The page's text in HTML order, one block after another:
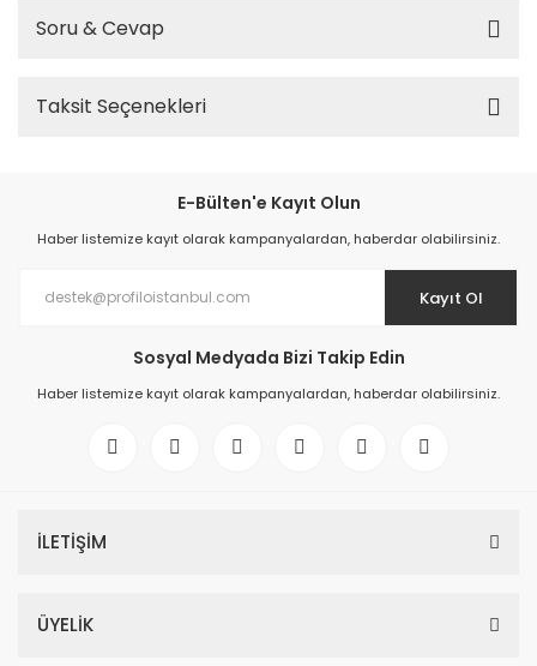
Soru & Cevap
Taksit Seçenekleri
E-Bülten'e Kayıt Olun
Haber listemize kayıt olarak kampanyalardan, haberdar olabilirsiniz.
Kayıt Ol
Sosyal Medyada Bizi Takip Edin
Haber listemize kayıt olarak kampanyalardan, haberdar olabilirsiniz.
İLETİŞİM
ÜYELİK